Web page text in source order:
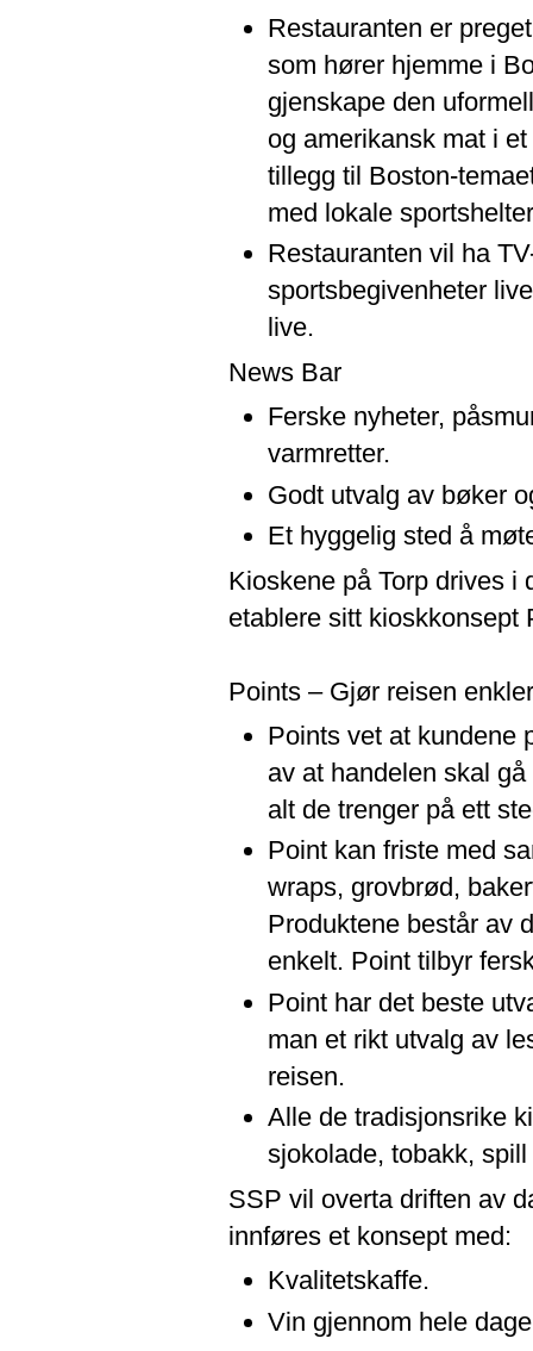
Restauranten er
som hører hjemme i
gjenskape den
og amerikansk mat i
tillegg til Boston-
med lokale
Restauranten vil ha
sportsbegivenheter
live.
News Bar
Ferske nyheter,
varmretter.
Godt utvalg av bøker
Et hyggelig sted å
Kioskene på Torp drives i
etablere sitt kioskkonsept
Points – Gjør reisen
Points vet at kundene
av at handelen skal
alt de trenger på ett
Point kan friste med
wraps, grovbrød,
Produktene består av
enkelt. Point tilbyr
Point har det beste
man et rikt utvalg av
reisen.
Alle de tradisjonsrike
sjokolade, tobakk,
SSP vil overta driften av
innføres et konsept med:
Kvalitetskaffe.
Vin gjennom hele